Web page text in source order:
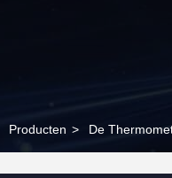
Producten > De